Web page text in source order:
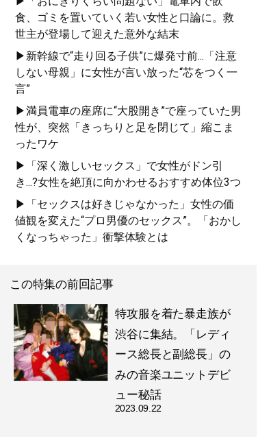
食、ゴミを置いていく若い女性と口論に。救
世主が登場して迎えた意外な結末
▶新幹線で“走り回る子供”に爆発寸前...「注意
しない母親」に女性が言い放った“芯をつく一
言”
▶満員電車の座席に“大股開き”で座っていた男
性が、突然「きっちりと足を閉じて」縮こま
ったワケ
▶「深く激しいセックス」で女性がドン引
き...?女性を絶頂に向かわせるおすすめ体位3つ
▶「セックスは好きじゃなかった」女性の価
値観を変えた“プロ男優のセックス”。「おかし
くなっちゃった」衝撃体験とは
この特集の前回記事
特攻服を着た暴走族が
渋谷に集結。「レディ
ース総長と副総長」の
みの音楽ユニットデビ
ュー秘話
2023.09.22